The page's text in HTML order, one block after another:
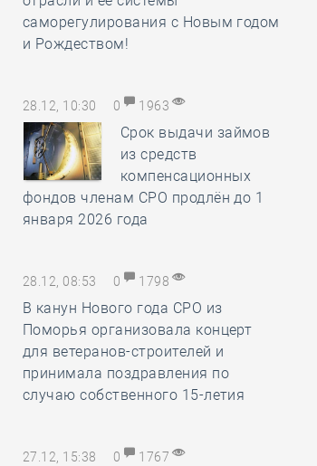
саморегулирования с Новым годом
и Рождеством!
28.12, 10:30 0 1963
Срок выдачи займов
из средств
компенсационных
фондов членам СРО продлён до 1
января 2026 года
28.12, 08:53 0 1798
В канун Нового года СРО из
Поморья организовала концерт
для ветеранов-строителей и
принимала поздравления по
случаю собственного 15-летия
27.12, 15:38 0 1767